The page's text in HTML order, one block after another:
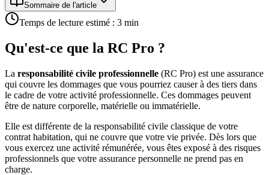
Sommaire de l'article
Temps de lecture estimé : 3 min
Qu'est-ce que la RC Pro ?
La responsabilité civile professionnelle (RC Pro) est une assurance
qui couvre les dommages que vous pourriez causer à des tiers dans
le cadre de votre activité professionnelle. Ces dommages peuvent
être de nature corporelle, matérielle ou immatérielle.
Elle est différente de la responsabilité civile classique de votre
contrat habitation, qui ne couvre que votre vie privée. Dès lors que
vous exercez une activité rémunérée, vous êtes exposé à des risques
professionnels que votre assurance personnelle ne prend pas en
charge.